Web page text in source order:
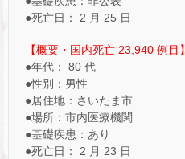
●死亡日： 2 月 25 日
【概要・国内死亡 23,940 例目】
●年代： 80 代
●性別：男性
●居住地：さいたま市
●場所：市内医療機関
●基礎疾患：あり
●死亡日： 2 月 23 日